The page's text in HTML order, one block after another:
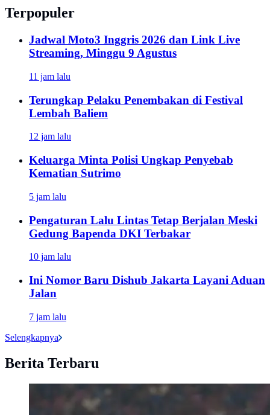
Terpopuler
Jadwal Moto3 Inggris 2026 dan Link Live
Streaming, Minggu 9 Agustus
11 jam lalu
Terungkap Pelaku Penembakan di Festival
Lembah Baliem
12 jam lalu
Keluarga Minta Polisi Ungkap Penyebab
Kematian Sutrimo
5 jam lalu
Pengaturan Lalu Lintas Tetap Berjalan Meski
Gedung Bapenda DKI Terbakar
10 jam lalu
Ini Nomor Baru Dishub Jakarta Layani Aduan
Jalan
7 jam lalu
Selengkapnya
Berita Terbaru